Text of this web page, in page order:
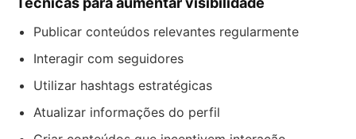
Publicar conteúdos relevantes regularmente
Interagir com seguidores
Utilizar hashtags estratégicas
Atualizar informações do perfil